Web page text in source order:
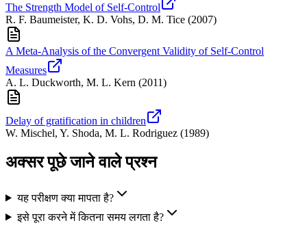
The Strength Model of Self-Control
R. F. Baumeister, K. D. Vohs, D. M. Tice (2007)
A Meta-Analysis of the Convergent Validity of Self-Control
Measures
A. L. Duckworth, M. L. Kern (2011)
Delay of gratification in children
W. Mischel, Y. Shoda, M. L. Rodriguez (1989)
अक्सर पूछे जाने वाले प्रश्न
यह परीक्षण क्या मापता है?
इसे पूरा करने में कितना समय लगता है?